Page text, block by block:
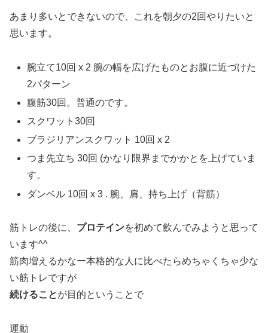
あまり多いとできないので、これを朝夕の2回やりたいと
思います。
腕立て10回 x 2 腕の幅を広げたものとお腹に近づけた
2パターン
腹筋30回。普通のです。
スクワット30回
ブラジリアンスクワット 10回 x 2
つま先立ち 30回 (かなり限界までかかとを上げていま
す。
ダンベル 10回 x 3 . 腕、肩、持ち上げ（背筋）
筋トレの後に、 プロテインを初めて飲んでみようと思って
います^^
筋肉増えるかなー本格的な人に比べたらめちゃくちゃ少な
い筋トレですが
続けることが目的ということで
運動